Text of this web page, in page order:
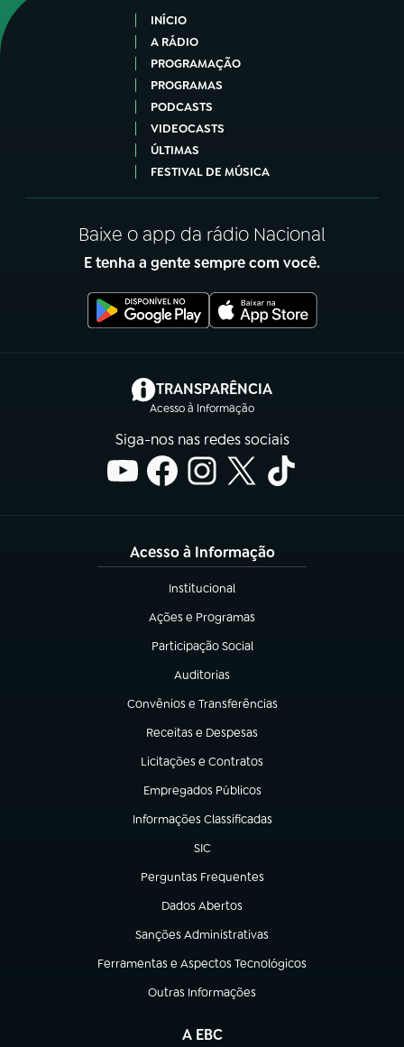
INÍCIO
A RÁDIO
PROGRAMAÇÃO
PROGRAMAS
PODCASTS
VIDEOCASTS
ÚLTIMAS
FESTIVAL DE MÚSICA
Baixe o app da rádio Nacional
E tenha a gente sempre com você.
TRANSPARÊNCIA
Acesso à Informação
(abre em nova aba)
Siga-nos nas redes sociais
Acesso à Informação
Institucional
(abre em nova aba)
Ações e Programas
(abre em nova aba)
Participação Social
(abre em nova aba)
Auditorias
(abre em nova aba)
Convênios e Transferências
(abre em nova aba)
Receitas e Despesas
(abre em nova aba)
Licitações e Contratos
(abre em nova aba)
Empregados Públicos
(abre em nova aba)
Informações Classificadas
(abre em nova aba)
SIC
(abre em nova aba)
Perguntas Frequentes
(abre em nova aba)
Dados Abertos
(abre em nova aba)
Sanções Administrativas
(abre em nova aba)
Ferramentas e Aspectos Tecnológicos
(abre em nova aba)
Outras Informações
(abre em nova aba)
A EBC